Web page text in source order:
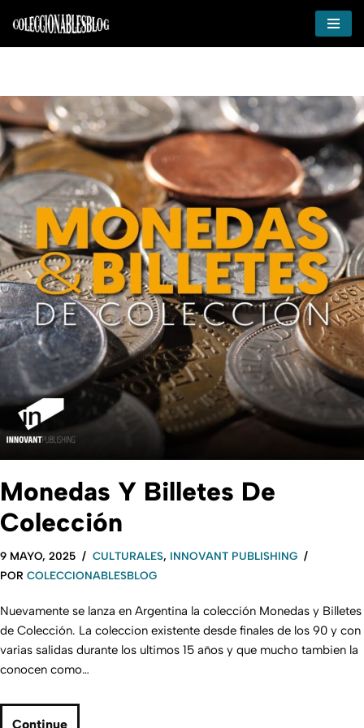
Ir
Monedas Y Billetes De
Colección
9 MAYO, 2025 CULTURALES, INNOVANT PUBLISHING
POR COLECCIONABLESBLOG
Nuevamente se lanza en Argentina la colección Monedas y Billetes
de Colección. La coleccion existente desde finales de los 90 y con
varias salidas durante los ultimos 15 años y que mucho tambien la
conocen como…
Continue